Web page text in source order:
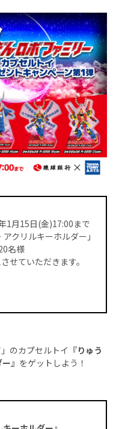
1月15日(金)17:00まで
クリルキーホルダー」
名様
せていただきます。
のカプセルトイ 『りゅう
』 をゲットしよう！